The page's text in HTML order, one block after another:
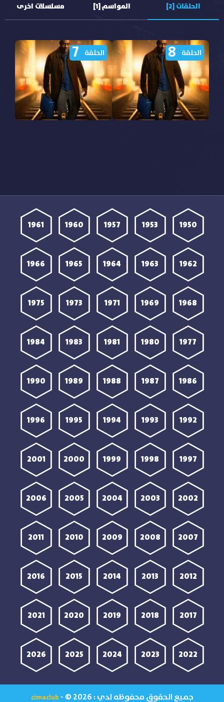
الحلقات [2] المواسم [1] مسلسلات اخرى
الحلقة 8 الحلقة 7
1950
1953
1957
1960
1961
1962
1963
1964
1965
1966
1968
1969
1971
1973
1975
1977
1980
1981
1983
1984
1986
1987
1988
1989
1990
1992
1993
1994
1995
1996
1997
1998
1999
2000
2001
2002
2003
2004
2005
2006
2007
2008
2009
2010
2011
2012
2013
2014
2015
2016
2017
2018
2019
2020
2021
2022
2023
2024
2025
2026
جميع الحقوق محفوظه لدي : cimaclub - © 2026